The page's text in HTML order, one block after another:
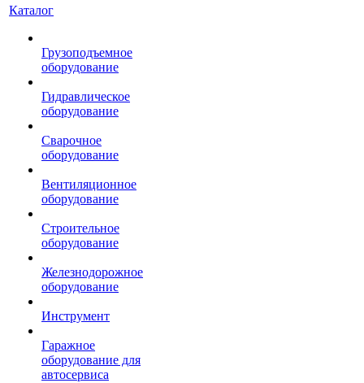
Каталог
Грузоподъемное
оборудование
Гидравлическое
оборудование
Сварочное
оборудование
Вентиляционное
оборудование
Строительное
оборудование
Железнодорожное
оборудование
Инструмент
Гаражное
оборудование для
автосервиса